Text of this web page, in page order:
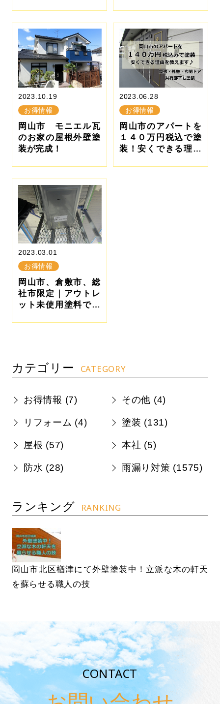
2023.10.19
お得情報
岡山市 モニエル瓦
のお家の屋根外壁塗
装が完成！
2023.06.28
お得情報
岡山市のアパートを
１４０万円税込で塗
装！安くできる理由
2023.03.01
お得情報
岡山市、倉敷市、総
社市限定｜アウトレ
ット未使用塗料で最
カテゴリー CATEGORY
お得情報 (7) その他 (4)
リフォーム (4) 塗装 (131)
屋根 (57) 本社 (5)
防水 (28) 雨漏り対策 (1575)
ランキング RANKING
岡山市北区楢津にて外壁塗装中！立派な木の軒天
を蘇らせる職人の技
CONTACT